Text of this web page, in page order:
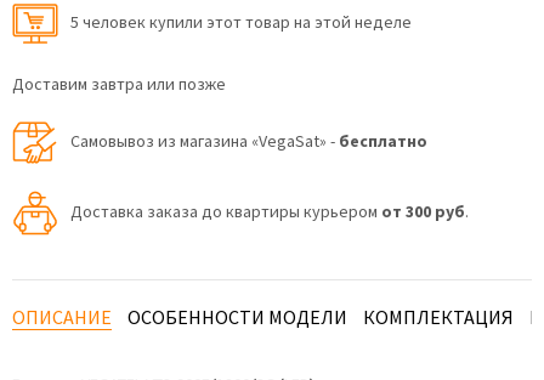
5 человек купили этот товар на этой неделе
Доставим завтра или позже
Самовывоз из магазина «VegaSat» - бесплатно
Доставка заказа до квартиры курьером от 300 руб.
ОПИСАНИЕ ОСОБЕННОСТИ МОДЕЛИ КОМПЛЕКТАЦИЯ